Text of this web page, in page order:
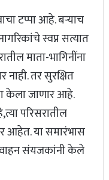
टप्पा आहे. बऱ्याच
स्वप्न सत्यात
माता-भागिनींना
नाही. तर सुरक्षित
केला जाणार आहे.
परिसरातील
आहेत. या समारंभास
संयजकांनी केले